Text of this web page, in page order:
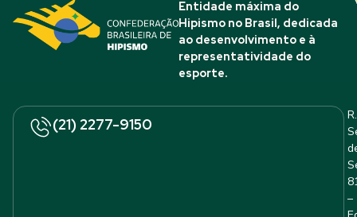
Entidade máxima do
Hipismo no Brasil, dedicada
ao desenvolvimento e à
representatividade do
esporte.
(21) 2277-9150
R.
–